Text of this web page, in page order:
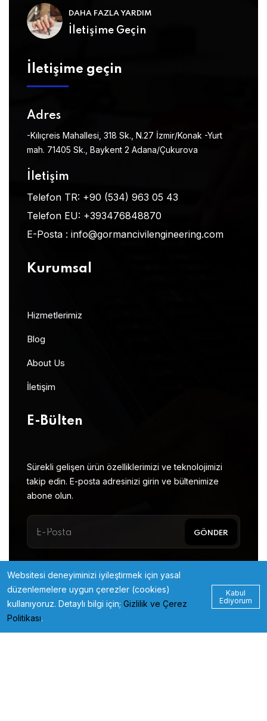
DAHA FAZLA YARDIM
İletişime Geçin
İletişime geçin
Adres
-Kılıçreis Mahallesi, 318 Sk., N.27 İzmir/Konak -Yurt
mah. 71405 Sk., Baykent 2 Adana/Çukurova
İletişim
Telefon TR: +90 (534) 963 05 43
Telefon EU: +393476848870
E-Posta : info@gormancivilengineering.com
Kurumsal
Hizmetlerimiz
Blog
About Us
İletişim
E-Bülten
Sürekli gelişen ürün özelliklerimizi ve teknolojimizi
takip edin. E-posta adresinizi girin ve bültenimize
abone olun.
Kabul
Ediyorum
Websitesi deneyiminizi iyileştirmek için yasal
düzenlemelere uygun çerezler (cookies)
kullanıyoruz. Detaylı bilgi için; Gizlilik ve Çerez
Politikası.